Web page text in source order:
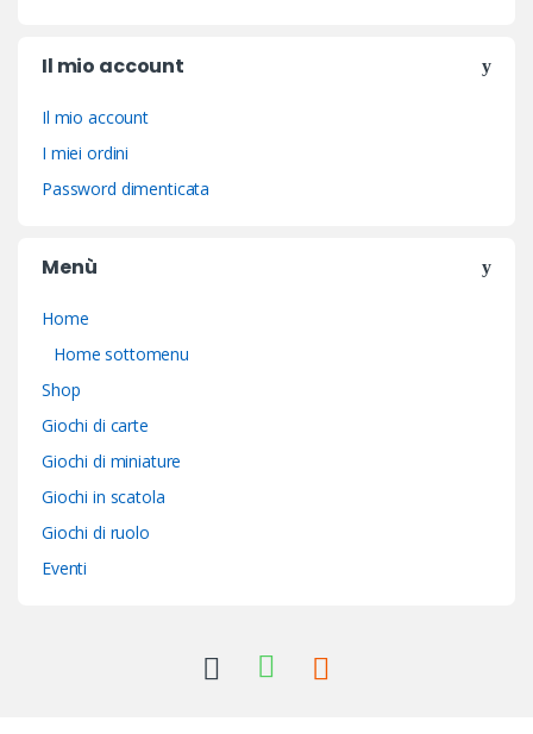
Il mio account
Il mio account
I miei ordini
Password dimenticata
Menù
Home
Home sottomenu
Shop
Giochi di carte
Giochi di miniature
Giochi in scatola
Giochi di ruolo
Eventi